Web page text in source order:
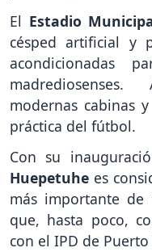
El Estadio
césped artificial y
acondicionadas
modernas cabinas
práctica del fútbol.
Con su
Huepetuhe es
más importante
que, hasta poco,
con el IPD de